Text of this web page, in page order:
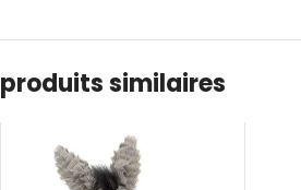
produits similaires